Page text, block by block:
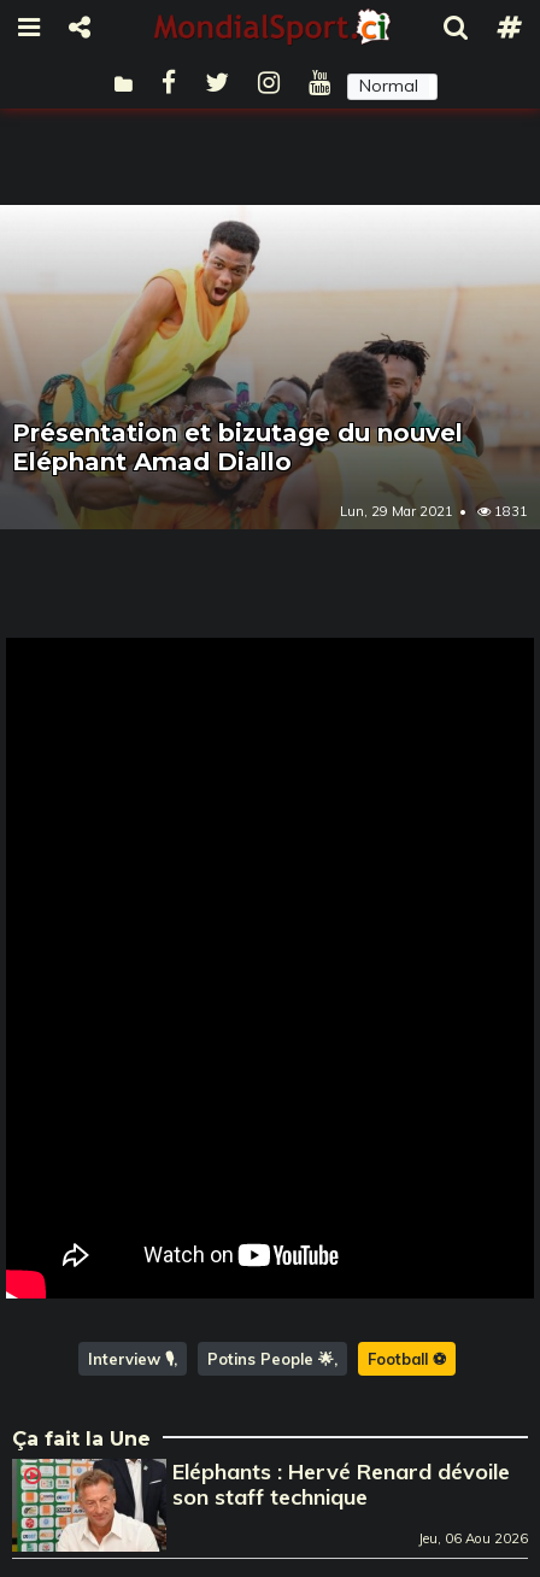
Normal
Présentation et bizutage du nouvel
Eléphant Amad Diallo
Lun, 29 Mar 2021 1831
Interview 🎙️ Potins People 🌟 Football ⚽️
Ça fait la Une
Eléphants : Hervé Renard dévoile
son staff technique
Jeu, 06 Aou 2026